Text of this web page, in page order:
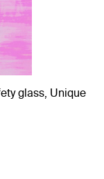
glass, Unique